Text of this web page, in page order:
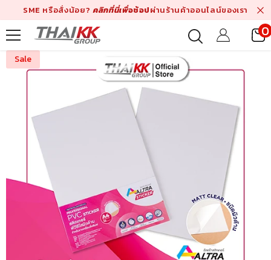
Skip To Content
SME หรือสั่งน้อย? คลิกที่นี่เพื่อช้อปผ่านร้านค้าออนไลน์ของเรา
0
Sale